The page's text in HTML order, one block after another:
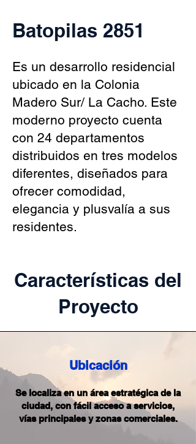
Batopilas 2851
Es un desarrollo residencial
ubicado en la Colonia
Madero Sur/ La Cacho. Este
moderno proyecto cuenta
con 24 departamentos
distribuidos en tres modelos
diferentes, diseñados para
ofrecer comodidad,
elegancia y plusvalía a sus
residentes.
Características del
Proyecto
Ubicación
Se localiza en un área estratégica de la
ciudad, con fácil acceso a servicios,
vías principales y zonas comerciales.